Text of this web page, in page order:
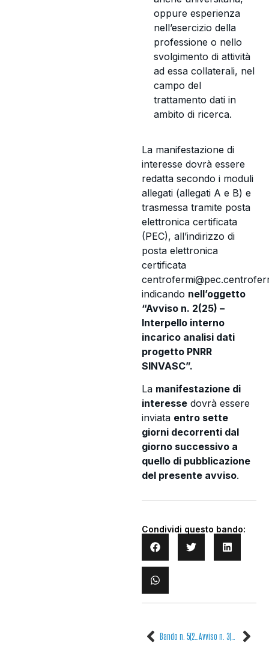
oppure esperienza
nell’esercizio della
professione o nello
svolgimento di attività
ad essa collaterali, nel
campo del
trattamento dati in
ambito di ricerca.
La manifestazione di
interesse dovrà essere
redatta secondo i moduli
allegati (allegati A e B) e
trasmessa tramite posta
elettronica certificata
(PEC), all’indirizzo di
posta elettronica
certificata
indicando nell’oggetto
“Avviso n. 2(25) –
Interpello interno
incarico analisi dati
progetto PNRR
SINVASC”.
La manifestazione di
interesse dovrà essere
inviata entro sette
giorni decorrenti dal
giorno successivo a
quello di pubblicazione
del presente avviso.
Condividi questo bando: